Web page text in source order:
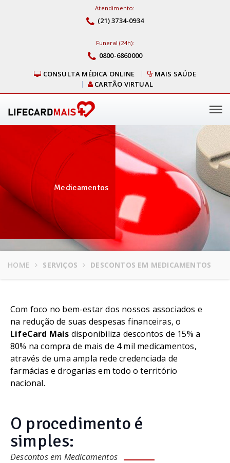
Atendimento:
(21) 3734-0934
Funeral (24h):
0800-6860000
CONSULTA MÉDICA ONLINE
MAIS SAÚDE
CARTÃO VIRTUAL
Medicamentos
HOME SERVIÇOS DESCONTOS EM MEDICAMENTOS
Com foco no bem-estar dos nossos associados e
na redução de suas despesas financeiras, o
LifeCard Mais disponibiliza descontos de 15% a
80% na compra de mais de 4 mil medicamentos,
através de uma ampla rede credenciada de
farmácias e drogarias em todo o território
nacional.
O procedimento é
simples:
Descontos em Medicamentos